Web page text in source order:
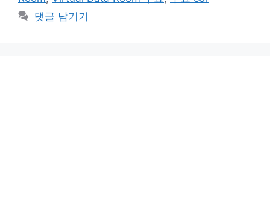
리
댓글 남기기